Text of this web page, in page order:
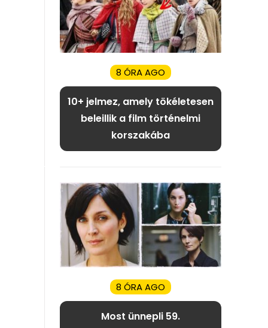
8 ÓRA AGO
10+ jelmez, amely tökéletesen
beleillik a film történelmi
korszakába
8 ÓRA AGO
Most ünnepli 59.